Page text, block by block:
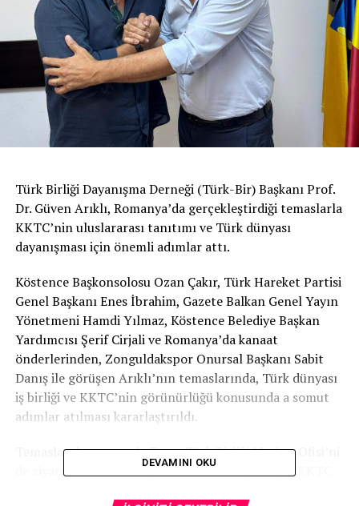
Türk Birliği Dayanışma Derneği (Türk-Bir) Başkanı Prof.
Dr. Güven Arıklı, Romanya’da gerçekleştirdiği temaslarla
KKTC’nin uluslararası tanıtımı ve Türk dünyası
dayanışması için önemli adımlar attı.
Köstence Başkonsolosu Ozan Çakır, Türk Hareket Partisi
Genel Başkanı Enes İbrahim, Gazete Balkan Genel Yayın
Yönetmeni Hamdi Yılmaz, Köstence Belediye Başkan
Yardımcısı Şerif Cirjali ve Romanya’da kanaat
önderlerinden, Zonguldakspor Onursal Başkanı Sabit
Danış ile görüşen Arıklı’nın temaslarında, Türk dünyası
iş birliği ve KKTC’nin görünürlüğü konusunda a somut
adımlar atılması kararlaştırıldı.
Temasları kapsamında Tatar Türk Birliği Merkez Ofisi’ni
de ziyaret eden Arıklı, yönetim kurulu üyeleriyle KKTC
DEVAMINI OKU